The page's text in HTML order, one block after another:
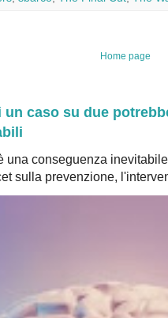
Home page
un caso su due
una conseguenza
sulla prevenzione,